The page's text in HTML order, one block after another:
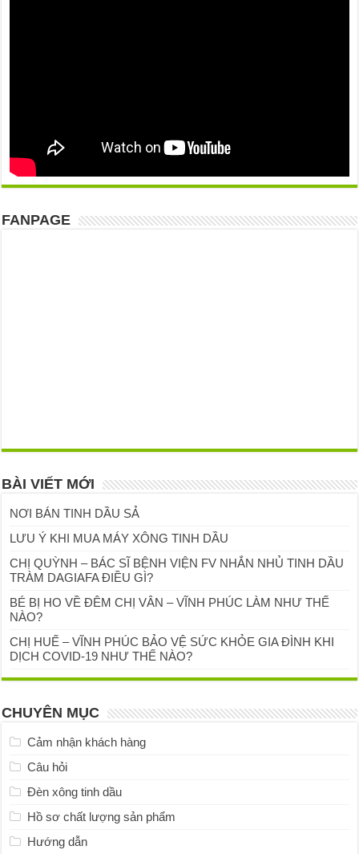
FANPAGE
BÀI VIẾT MỚI
NƠI BÁN TINH DẦU SẢ
LƯU Ý KHI MUA MÁY XÔNG TINH DẦU
CHỊ QUỲNH – BÁC SĨ BỆNH VIỆN FV NHẮN NHỦ TINH DẦU
TRÀM DAGIAFA ĐIỀU GÌ?
BÉ BỊ HO VỀ ĐÊM CHỊ VÂN – VĨNH PHÚC LÀM NHƯ THẾ
NÀO?
CHỊ HUẾ – VĨNH PHÚC BẢO VỆ SỨC KHỎE GIA ĐÌNH KHI
DỊCH COVID-19 NHƯ THẾ NÀO?
CHUYÊN MỤC
Cảm nhận khách hàng
Câu hỏi
Đèn xông tinh dầu
Hồ sơ chất lượng sản phẩm
Hướng dẫn